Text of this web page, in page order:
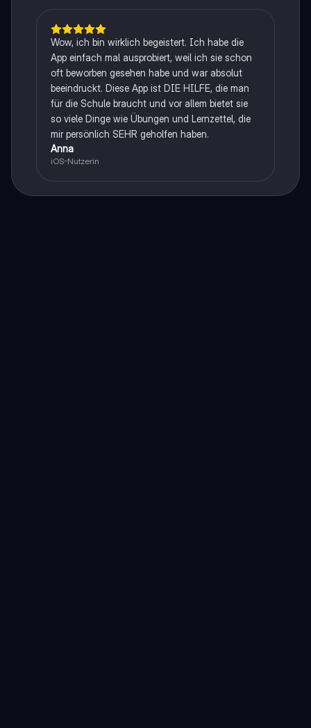
Wow, ich bin wirklich begeistert. Ich habe die
App einfach mal ausprobiert, weil ich sie schon
oft beworben gesehen habe und war absolut
beeindruckt. Diese App ist DIE HILFE, die man
für die Schule braucht und vor allem bietet sie
so viele Dinge wie Übungen und Lernzettel, die
mir persönlich SEHR geholfen haben.
Anna
iOS-Nutzerin